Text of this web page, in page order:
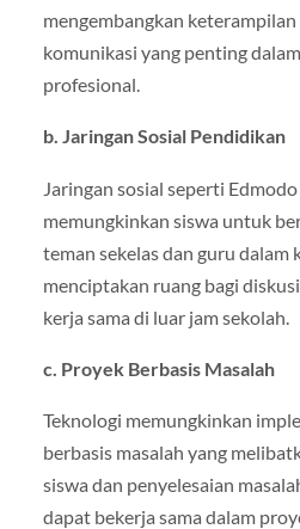
mengembangkan
komunikasi yang penting
profesional.
b. Jaringan Sosial Pendidikan
Jaringan sosial seperti
memungkinkan siswa untuk
teman sekelas dan guru dalam
menciptakan ruang bagi
kerja sama di luar jam sekolah.
c. Proyek Berbasis Masalah
Teknologi memungkinkan
berbasis masalah yang
siswa dan penyelesaian
dapat bekerja sama dalam